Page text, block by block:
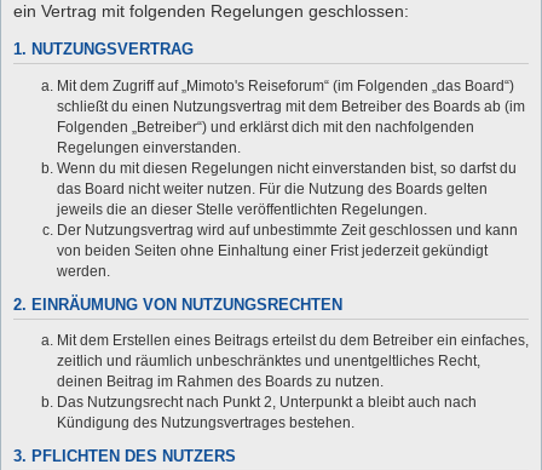
ein Vertrag mit folgenden Regelungen geschlossen:
1. NUTZUNGSVERTRAG
Mit dem Zugriff auf „Mimoto's Reiseforum“ (im Folgenden „das Board“)
schließt du einen Nutzungsvertrag mit dem Betreiber des Boards ab (im
Folgenden „Betreiber“) und erklärst dich mit den nachfolgenden
Regelungen einverstanden.
Wenn du mit diesen Regelungen nicht einverstanden bist, so darfst du
das Board nicht weiter nutzen. Für die Nutzung des Boards gelten
jeweils die an dieser Stelle veröffentlichten Regelungen.
Der Nutzungsvertrag wird auf unbestimmte Zeit geschlossen und kann
von beiden Seiten ohne Einhaltung einer Frist jederzeit gekündigt
werden.
2. EINRÄUMUNG VON NUTZUNGSRECHTEN
Mit dem Erstellen eines Beitrags erteilst du dem Betreiber ein einfaches,
zeitlich und räumlich unbeschränktes und unentgeltliches Recht,
deinen Beitrag im Rahmen des Boards zu nutzen.
Das Nutzungsrecht nach Punkt 2, Unterpunkt a bleibt auch nach
Kündigung des Nutzungsvertrages bestehen.
3. PFLICHTEN DES NUTZERS